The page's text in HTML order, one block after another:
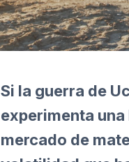
Si la guerra de
experimenta
mercado de